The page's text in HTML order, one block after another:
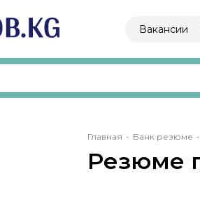
Вакансии
Строка
навигации
Главная Банк резюме
Резюме